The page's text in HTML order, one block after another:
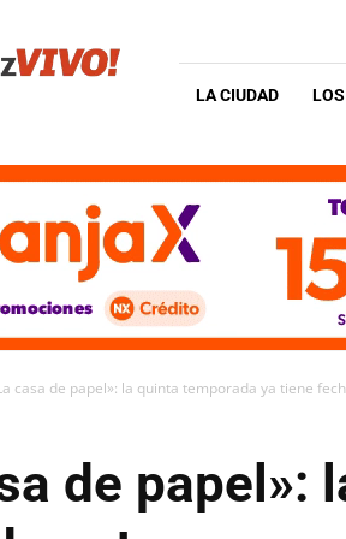
LA CIUDAD
casa de papel»: la quinta temporada ya tiene
de papel»: